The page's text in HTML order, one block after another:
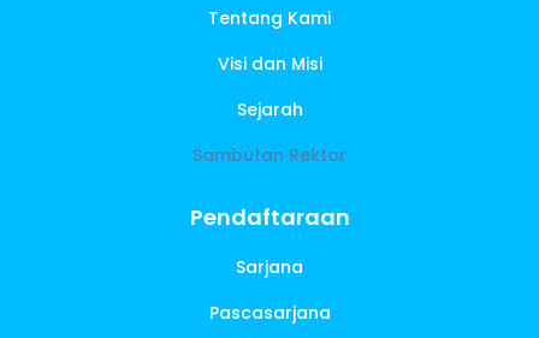
Tentang Kami
Visi dan Misi
Sejarah
Sambutan Rektor
Pendaftaraan
Sarjana
Pascasarjana